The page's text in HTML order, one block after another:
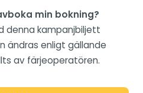
min bokning?
denna kampanjbiljett
ändras enligt gällande
av färjeoperatören.